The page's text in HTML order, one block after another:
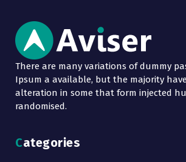
There are many variations of dummy
Ipsum a available, but the majority
alteration in some that form injected
randomised.
Categories